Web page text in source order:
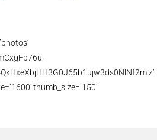
thumb_size=’150′